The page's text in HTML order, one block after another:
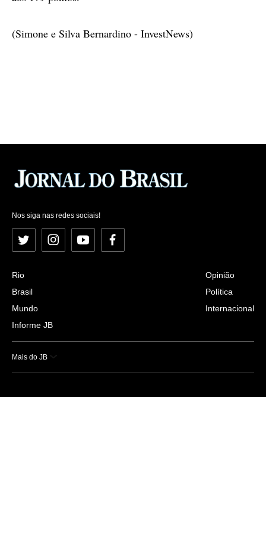
(Simone e Silva Bernardino - InvestNews)
Nos siga nas redes sociais!
Twitter InstagramYouTubeFacebook
Rio
Brasil
Mundo
Informe JB
Opinião
Política
Internacional
Mais do JB
Esportes